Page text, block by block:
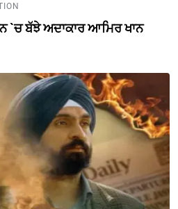
`ਚ ਬੱਝੇ ਅਦਾਕਾਰ ਆਮਿਰ ਖਾਨ